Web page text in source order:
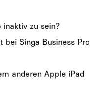
zu sein?
Singa Business Pro
anderen Apple iPad